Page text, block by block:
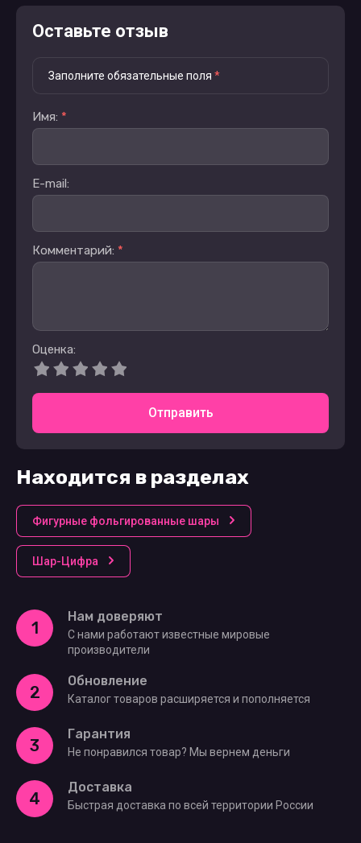
Оставьте отзыв
Заполните обязательные поля *
Имя: *
E-mail:
Комментарий: *
Оценка:
Отправить
Находится в разделах
Фигурные фольгированные шары
Шар-Цифра
1
Нам доверяют
С нами работают известные мировые
производители
2
Обновление
Каталог товаров расширяется и пополняется
3
Гарантия
Не понравился товар? Мы вернем деньги
4
Доставка
Быстрая доставка по всей территории России